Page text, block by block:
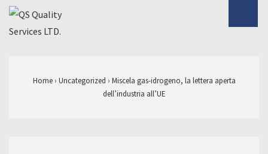
principaleHome › Uncategorized › Miscela gas-idrogeno, la lettera aperta
dell’industria all’UE